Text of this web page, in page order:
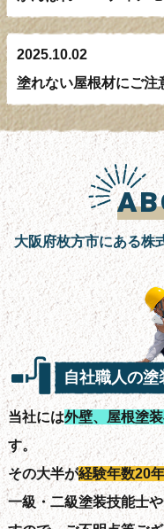
2025.10.02
大阪府枚方市にある株
自社職人の塗
当社には外壁、屋根塗
す。
その大半が経験年数20
一級・二級塗装技能士